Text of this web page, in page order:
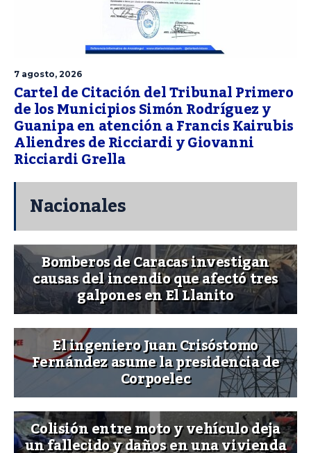
7 agosto, 2026
Cartel de Citación del Tribunal Primero
de los Municipios Simón Rodríguez y
Guanipa en atención a Francis Kairubis
Aliendres de Ricciardi y Giovanni
Ricciardi Grella
Nacionales
Bomberos de Caracas investigan
causas del incendio que afectó tres
galpones en El Llanito
El ingeniero Juan Crisóstomo
Fernández asume la presidencia de
Corpoelec
Colisión entre moto y vehículo deja
un fallecido y daños en una vivienda